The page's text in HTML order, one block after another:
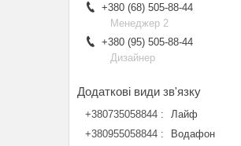
+380 (68) 505-88-44
Менеджер 2
+380 (95) 505-88-44
Дизайнер
+380735058844
Лайф
+380955058844
Водафон